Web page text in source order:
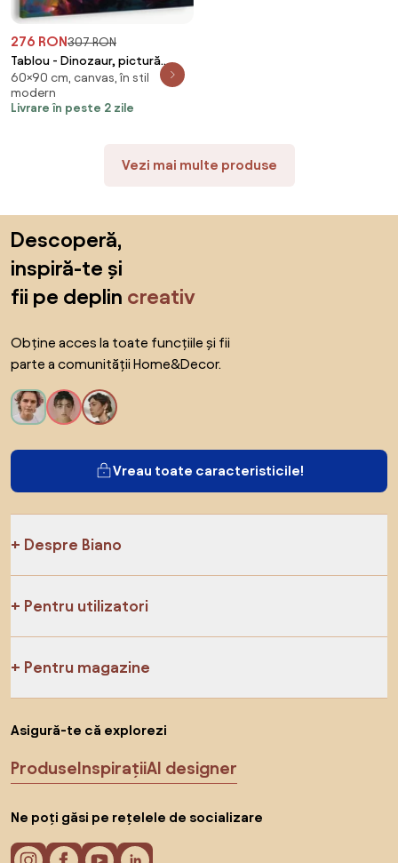
276 RON307 RON
Tablou - Dinozaur, pictură
(90x60 cm)
60×90 cm, canvas, în stil
modern
Livrare în peste 2 zile
Vezi mai multe produse
Descoperă,
inspiră-te și
fii pe deplin creativ
Obține acces la toate funcțiile și fii
parte a comunității Home&Decor.
Vreau toate caracteristicile!
Despre Biano
Pentru utilizatori
Pentru magazine
Asigură-te că explorezi
ProduseInspirațiiAI designer
Ne poți găsi pe rețelele de socializare